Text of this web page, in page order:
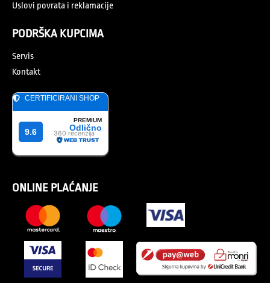
Uslovi povrata i reklamacije
PODRŠKA KUPCIMA
Servis
Kontakt
ONLINE PLAĆANJE